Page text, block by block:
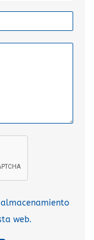
web.